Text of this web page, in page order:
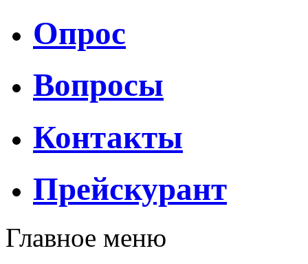
Опрос
Вопросы
Контакты
Прейскурант
Главное меню